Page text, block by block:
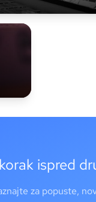
ispred
za popuste,